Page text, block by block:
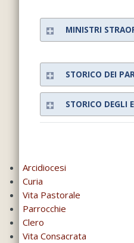
MINISTRI
STORICO DEI
STORICO DEGLI
Arcidiocesi
Curia
Vita Pastorale
Parrocchie
Clero
Vita Consacrata